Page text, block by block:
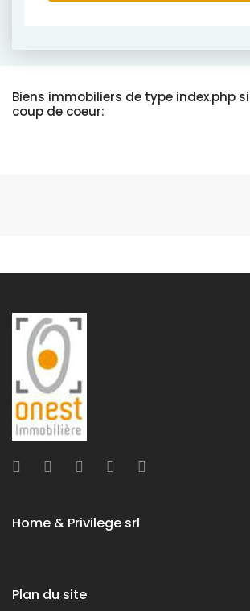
Biens immobiliers de type index.php
coup de coeur:
Home & Privilege srl
Plan du site